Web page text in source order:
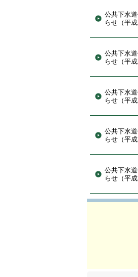
公共下水
らせ（平
公共下水
らせ（平
公共下水
らせ（平
公共下水
らせ（平
公共下水
らせ（平